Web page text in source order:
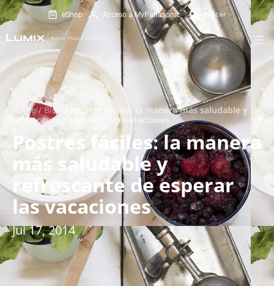
eShop Acceso a MyPanasonic
Home/ Blog
Postres fáciles: la manera más saludable y
refrescante de esperar las vacaciones
Postres fáciles: la manera
más saludable y
refrescante de esperar
las vacaciones
Jul 17, 2014